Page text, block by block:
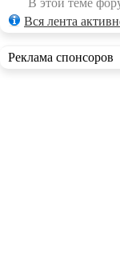
В этой теме
Вся лента
Реклама спонсоров